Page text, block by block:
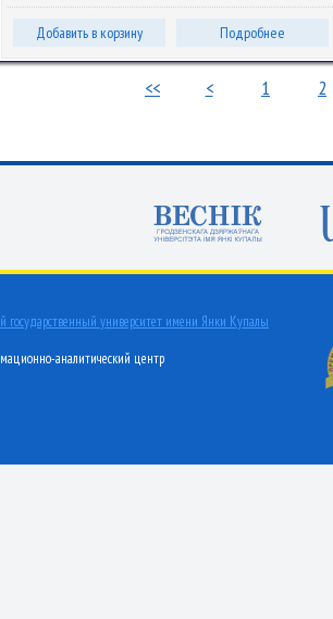
Добавить в корзину Подробнее
<< < 1 2
государственный университет имени Янки Купалы
аналитический центр